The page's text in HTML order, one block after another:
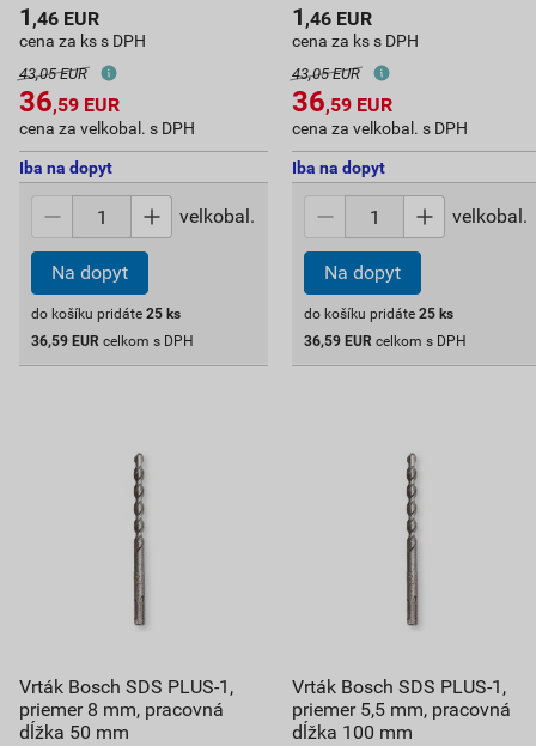
1 ,46 EUR
cena za ks s DPH
43,05 EUR
36,59 EUR
cena za velkobal. s DPH
Iba na dopyt
velkobal.
Na dopyt
do košíku pridáte 25 ks
36,59 EUR celkom s DPH
1 ,46EUR
cena za ks s DPH
43,05 EUR
36,59EUR
cena za velkobal. s DPH
Iba na dopyt
velkobal.
Na dopyt
do košíku pridáte 25 ks
36,59 EUR celkom s DPH
Vrták Bosch SDS PLUS-1,
priemer 8 mm, pracovná
dĺžka 50 mm
Vrták Bosch SDS PLUS-1,
priemer 5,5 mm, pracovná
dĺžka 100 mm